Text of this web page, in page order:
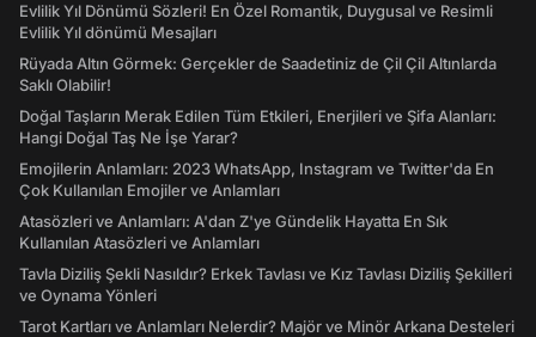
Evlilik Yıl Dönümü Sözleri! En Özel Romantik, Duygusal ve Resimli
Evlilik Yıl dönümü Mesajları
Rüyada Altın Görmek: Gerçekler de Saadetiniz de Çil Çil Altınlarda
Saklı Olabilir!
Doğal Taşların Merak Edilen Tüm Etkileri, Enerjileri ve Şifa Alanları:
Hangi Doğal Taş Ne İşe Yarar?
Emojilerin Anlamları: 2023 WhatsApp, Instagram ve Twitter'da En
Çok Kullanılan Emojiler ve Anlamları
Atasözleri ve Anlamları: A'dan Z'ye Gündelik Hayatta En Sık
Kullanılan Atasözleri ve Anlamları
Tavla Diziliş Şekli Nasıldır? Erkek Tavlası ve Kız Tavlası Diziliş Şekilleri
ve Oynama Yönleri
Tarot Kartları ve Anlamları Nelerdir? Majör ve Minör Arkana Desteleri